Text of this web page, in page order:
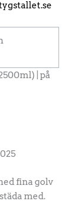
| på
fina golv
med.